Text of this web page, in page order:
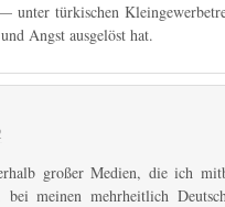
türkischen
Angst ausgelöst hat.
großer Medien, die ich
meinen mehrheitlich